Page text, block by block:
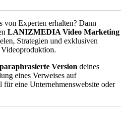
von Experten erhalten? Dann
LANIZMEDIA Video Marketing
Strategien und exklusiven
Version deines
eines Verweises auf
für eine Unternehmenswebsite oder